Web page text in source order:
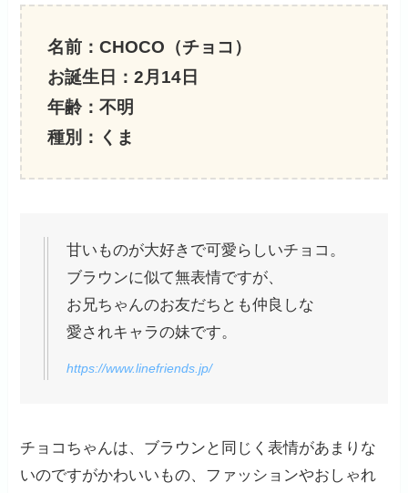
名前：CHOCO（チョコ）
お誕生日：2月14日
年齢：不明
種別：くま
甘いものが大好きで可愛らしいチョコ。
ブラウンに似て無表情ですが、
お兄ちゃんのお友だちとも仲良しな
愛されキャラの妹です。
https://www.linefriends.jp/
チョコちゃんは、ブラウンと同じく表情があまりな
いのですがかわいいもの、ファッションやおしゃれ